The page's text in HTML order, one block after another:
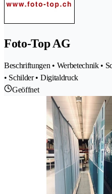
Foto-Top AG
Beschriftungen • Werbetechnik •
• Schilder • Digitaldruck
Geöffnet